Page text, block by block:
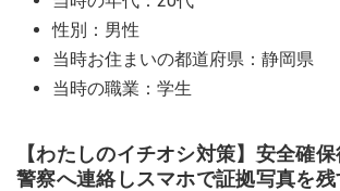
性別：男性
当時お住まいの都道府県：静岡県
当時の職業：学生
【わたしのイチオシ対策】安全確
警察へ連絡しスマホで証拠写真を残